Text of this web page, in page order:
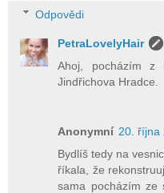
Odpovědi
PetraLovelyHair
Ahoj, pocházím z
Jindřichova Hradce.
Anonymní 20. října
Bydlíš tedy na
říkala, že
sama pocházím ze